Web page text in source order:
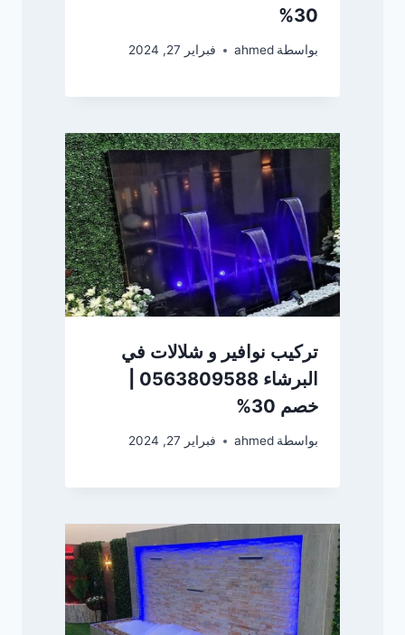
30%
بواسطة ahmed فبراير 27, 2024
تركيب نوافير و شلالات في
خصم 30%
بواسطة ahmed فبراير 27, 2024